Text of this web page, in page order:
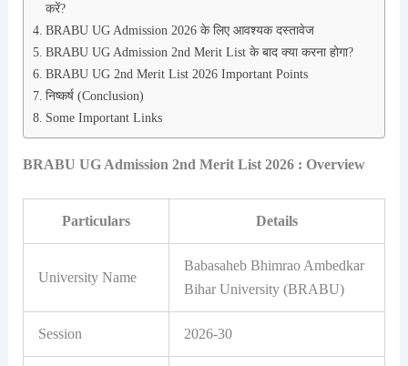
करें?
BRABU UG Admission 2026 के लिए आवश्यक दस्तावेज
BRABU UG Admission 2nd Merit List के बाद क्या करना होगा?
BRABU UG 2nd Merit List 2026 Important Points
निष्कर्ष (Conclusion)
Some Important Links
BRABU UG Admission 2nd Merit List 2026 : Overview
Particulars Details
University Name
Babasaheb Bhimrao Ambedkar
Bihar University (BRABU)
Session 2026-30